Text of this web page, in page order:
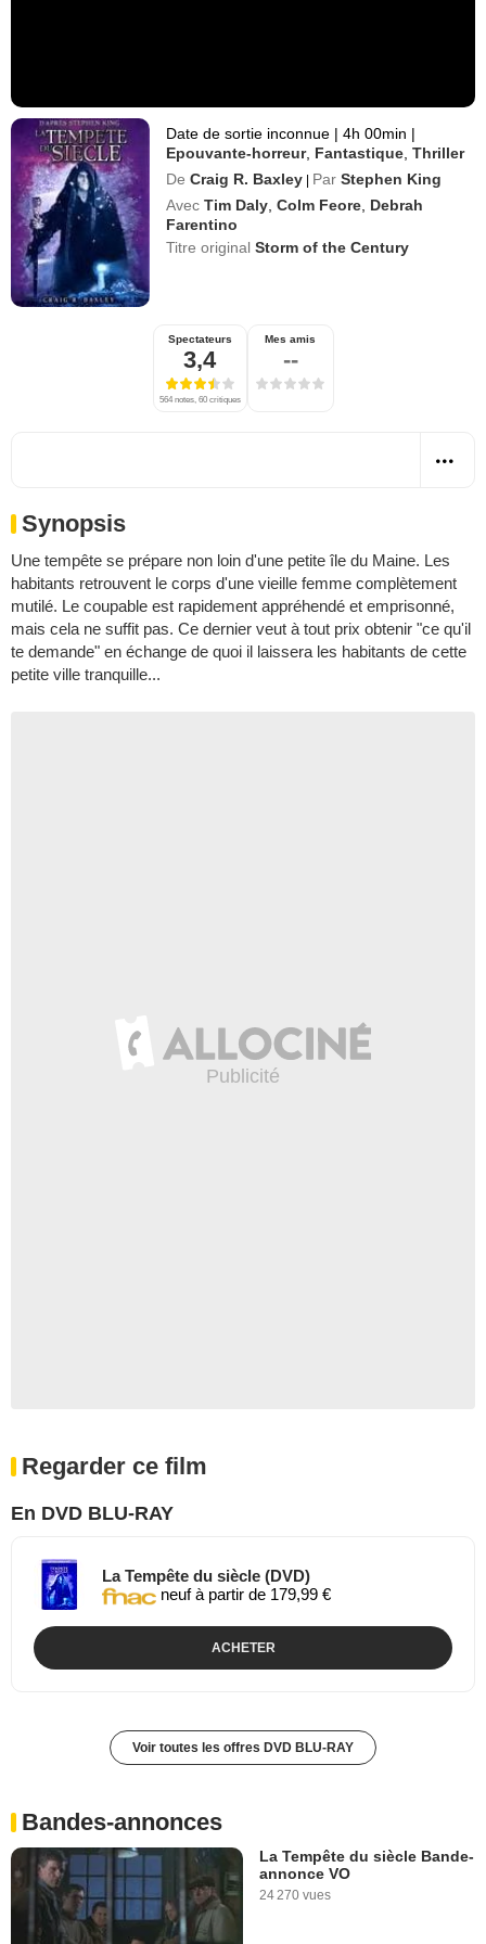
Date de sortie inconnue | 4h 00min |
Epouvante-horreur, Fantastique ,Thriller
De Craig R. Baxley | Par Stephen King
Avec Tim Daly ,Colm Feore Debrah
Farentino
Titre originalStorm of the Century
Spectateurs
3,4
564 notes, 60 critiques
Mes amis
--
Synopsis
Une tempête se prépare non loin d'une petite île du Maine. Les
habitants retrouvent le corps d'une vieille femme complètement
mutilé. Le coupable est rapidement appréhendé et emprisonné,
mais cela ne suffit pas. Ce dernier veut à tout prix obtenir "ce qu'il
te demande" en échange de quoi il laissera les habitants de cette
petite ville tranquille...
Regarder ce film
En DVD BLU-RAY
La Tempête du siècle (DVD)
neuf à partir de 179,99 €
ACHETER
Voir toutes les offres DVD BLU-RAY
Bandes-annonces
La Tempête du siècle Bande-
annonce VO
24 270 vues